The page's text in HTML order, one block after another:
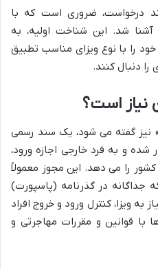
درخواست، ضروری است که با
شد. این شناخت اولیه، به
را با نوع ویزای مناسب تطبیق
دنبال کنند.
نیاز است؟
نیز گفته می شود، یک سند رسمی
و به فرد خارجی اجازه ورود،
را می دهد. این مجوز معمولاً
جداگانه در گذرنامه (پاسپورت)
ویزا، کنترل ورود و خروج افراد
با قوانین و مقررات مهاجرتی و